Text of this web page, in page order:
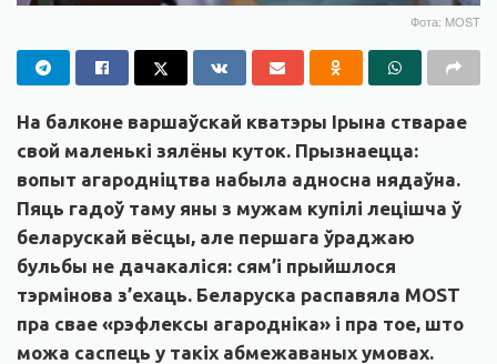
Фота: MOST
На балконе варшаўскай кватэры Ірына стварае
свой маленькі зялёны куток. Прызнаецца:
вопыт агародніцтва набыла адносна нядаўна.
Пяць гадоў таму яны з мужам купілі лецішча ў
беларускай вёсцы, але першага ўраджаю
бульбы не дачакаліся: сям’і прыйшлося
тэрмінова з’ехаць. Беларуска распавяла MOST
пра свае «рэфлексы агародніка» і пра тое, што
можа саспець у такіх абмежаваных умовах.